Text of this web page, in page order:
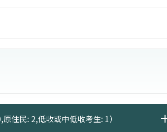
住民: 2,低收或中低收考生: 1）